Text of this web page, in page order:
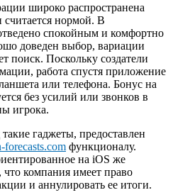
широко распространена
считается нормой. В
спокойным и комфортно
доведен выбор, вариации
поиск. Поскольку создатели
работа спустя приложение
или телефона. Бонус на
без усилий или звонков в
игрока.
гаджеты, предоставлен
функционалу.
на iOS же
компания имеет право
и аннулировать ее итоги.